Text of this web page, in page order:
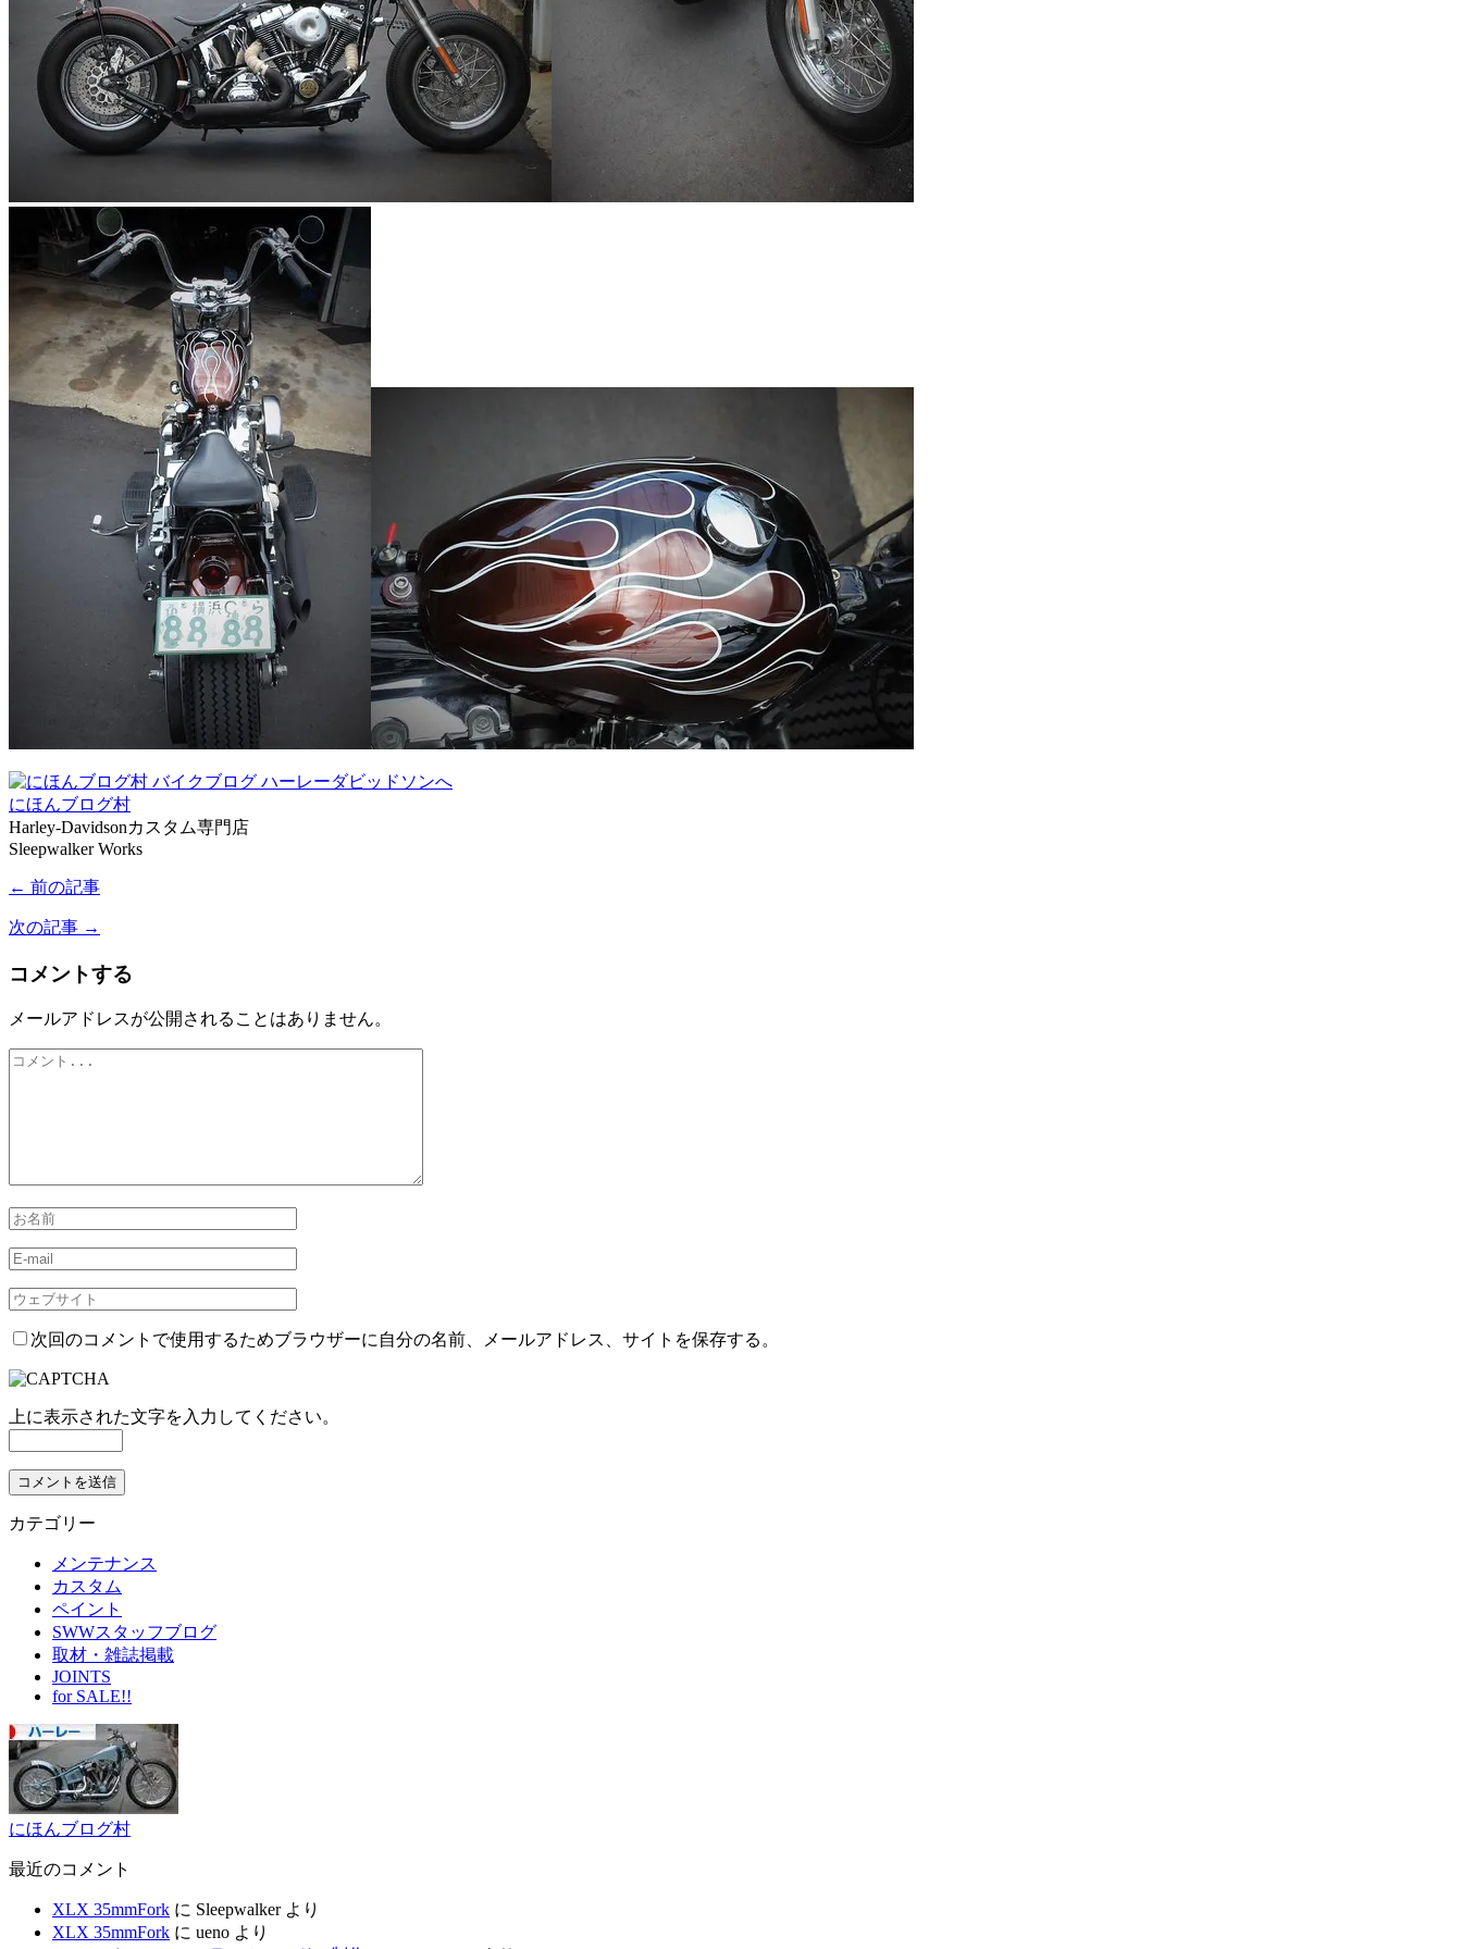
にほんブログ村
Harley-Davidsonカスタム専門店
Sleepwalker Works
← 前の記事
次の記事 →
コメントする
メールアドレスが公開されることはありません。
次回のコメントで使用するためブラウザーに自分の名前、メールアドレス、サイトを保存する。
上に表示された文字を入力してください。
カテゴリー
メンテナンス
カスタム
ペイント
SWWスタッフブログ
取材・雑誌掲載
JOINTS
for SALE!!
にほんブログ村
最近のコメント
XLX 35mmFork に Sleepwalkerより
XLX 35mmFork に ueno より